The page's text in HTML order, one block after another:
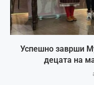
Успешно заврши
децата на